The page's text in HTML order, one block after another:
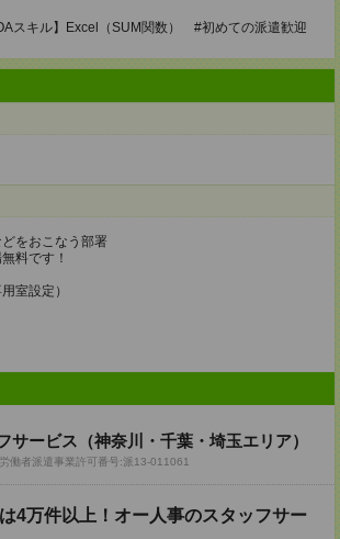
スキル】Excel（SUM関数） #初めての派遣歓迎
をおこなう部署
料です！
室設定）
サービス（神奈川・千葉・埼玉エリア）
労働者派遣事業許可番号:派13-011061
4万件以上！オー人事のスタッフサー